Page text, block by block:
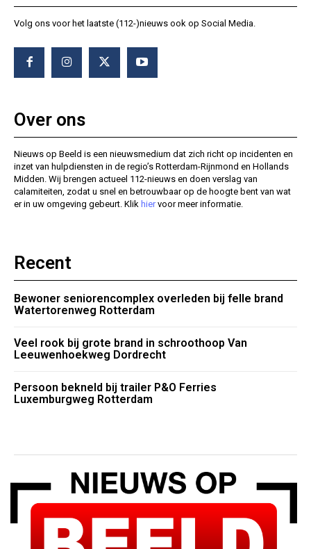
Volg ons voor het laatste (112-)nieuws ook op Social Media.
Over ons
Nieuws op Beeld is een nieuwsmedium dat zich richt op incidenten en
inzet van hulpdiensten in de regio’s Rotterdam-Rijnmond en Hollands
Midden. Wij brengen actueel 112-nieuws en doen verslag van
calamiteiten, zodat u snel en betrouwbaar op de hoogte bent van wat
er in uw omgeving gebeurt. Klik hiervoor meer informatie.
Recent
Bewoner seniorencomplex overleden bij felle brand
Watertorenweg Rotterdam
Veel rook bij grote brand in schroothoop Van
Leeuwenhoekweg Dordrecht
Persoon bekneld bij trailer P&O Ferries
Luxemburgweg Rotterdam